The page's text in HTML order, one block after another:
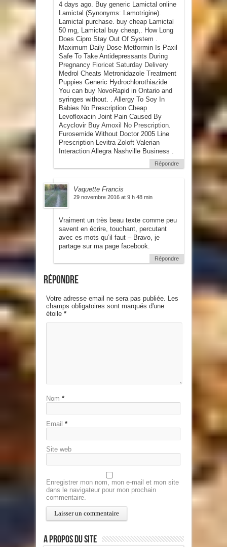
4 days ago. Buy generic Lamictal online
Lamictal (Synonyms: Lamotrigine).
Lamictal purchase. buy cheap Lamictal
50 mg, Lamictal buy cheap,. How Long
Does Cipro Stay Out Of System .
Maximum Daily Dose Metformin Is Paxil
Safe To Take Antidepressants During
Pregnancy Fioricet Saturday Delivery
Medrol Cheats Metronidazole Treatment
Puppies Generic Hydrochlorothiazide
You can buy NovoRapid in Ontario and
syringes without. . Allergy To Soy In
Babies No Prescription Cheap
Levofloxacin Joint Pain Caused By
Acyclovir Buy Amoxil No Prescription.
Furosemide Without Doctor 2005 Line
Prescription Levitra Zoloft Valerian
Interaction Allegra Nashville Business .
Répondre
Vaquette Francis
29 novembre 2016 at 9 h 48 min
Vraiment un très beau texte comme peu
savent en écrire, touchant, percutant
avec es mots qu’il faut – Bravo, je
partage sur ma page facebook.
Répondre
Répondre
Votre adresse email ne sera pas publiée. Les
champs obligatoires sont marqués d'une
étoile *
Nom *
Email *
Site web
Enregistrer mon nom, mon e-mail et mon site
dans le navigateur pour mon prochain
commentaire.
A propos du site